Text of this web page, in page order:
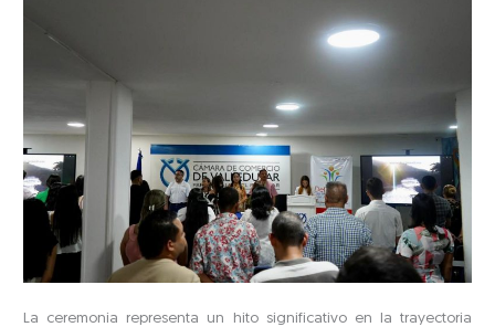
La ceremonia representa un hito significativo en la trayectoria